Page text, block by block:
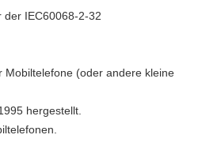
IEC60068-2-32
Mobiltelefone (oder andere kleine
hergestellt.